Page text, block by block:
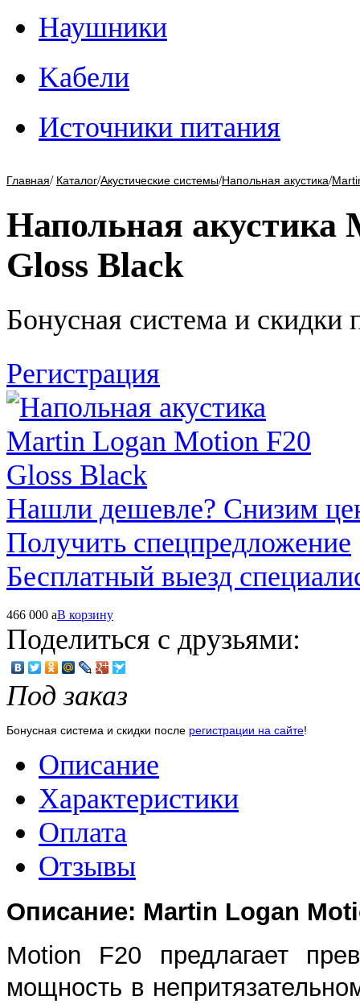
Наушники
Kабели
Источники питания
Главная/ Каталог/Акустические системы/Напольная акустика/
Напольная
Gloss Black
Бонусная система и скидки
Регистрация
Нашли дешевле? Снизим
Получить спецпредложение
Бесплатный выезд
466 000 aВ корзину
Поделиться с друзьями:
Под заказ
Бонусная система и скидки после регистрации на сайте!
Описание
Характеристики
Оплата
Отзывы
Описание: Martin Logan
Motion F20 предлагает
мощность в